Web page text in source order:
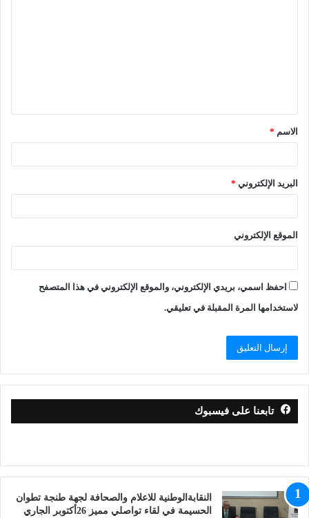
الاسم *
البريد الإلكتروني *
الموقع الإلكتروني
احفظ اسمي، بريدي الإلكتروني، والموقع الإلكتروني في هذا المتصفح
لاستخدامها المرة المقبلة في تعليقي.
تابعنا على فيسبوك
النقابةالوطنية للاعلام والصحافة لجهة طنجة تطوان
الحسيمة في لقاء تواصلي مميز 26أكتوبر الجاري